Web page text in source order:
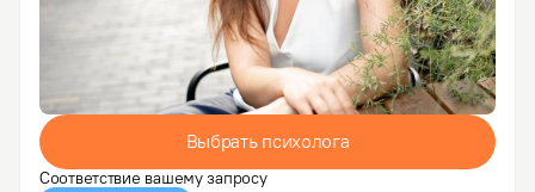
Выбрать психолога
Соответствие вашему запросу